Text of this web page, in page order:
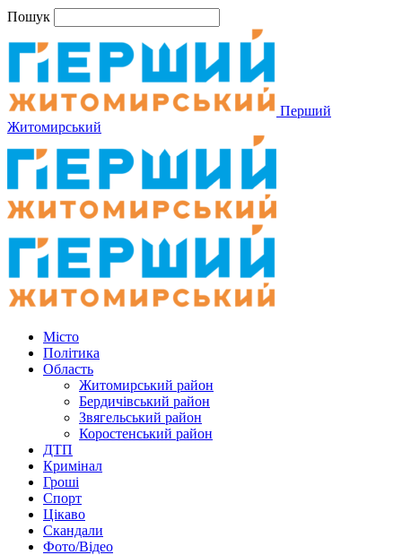
Пошук
Перший
Житомирський
Місто
Політика
Область
Житомирський район
Бердичівський район
Звягельський район
Коростенський район
ДТП
Кримінал
Гроші
Спорт
Цікаво
Скандали
Фото/Відео